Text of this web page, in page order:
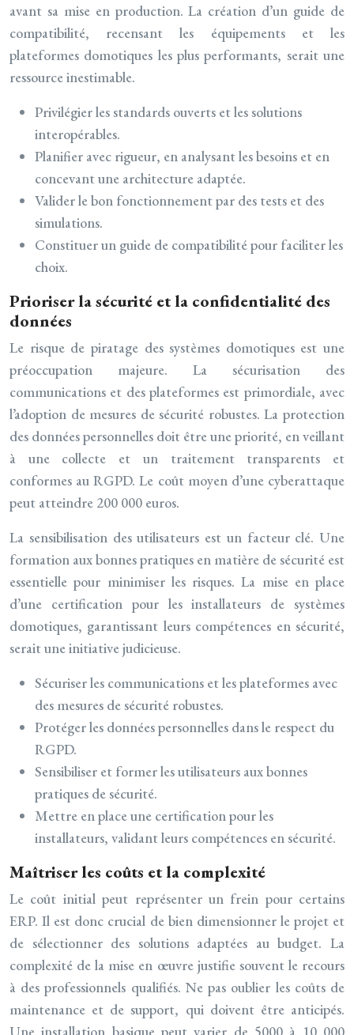
avant sa mise en production. La création d’un guide de
compatibilité, recensant les équipements et les
plateformes domotiques les plus performants, serait une
ressource inestimable.
Privilégier les standards ouverts et les solutions
interopérables.
Planifier avec rigueur, en analysant les besoins et en
concevant une architecture adaptée.
Valider le bon fonctionnement par des tests et des
simulations.
Constituer un guide de compatibilité pour faciliter les
choix.
Prioriser la sécurité et la confidentialité des
données
Le risque de piratage des systèmes domotiques est une
préoccupation majeure. La sécurisation des
communications et des plateformes est primordiale, avec
l’adoption de mesures de sécurité robustes. La protection
des données personnelles doit être une priorité, en veillant
à une collecte et un traitement transparents et
conformes au RGPD. Le coût moyen d’une cyberattaque
peut atteindre 200 000 euros.
La sensibilisation des utilisateurs est un facteur clé. Une
formation aux bonnes pratiques en matière de sécurité est
essentielle pour minimiser les risques. La mise en place
d’une certification pour les installateurs de systèmes
domotiques, garantissant leurs compétences en sécurité,
serait une initiative judicieuse.
Sécuriser les communications et les plateformes avec
des mesures de sécurité robustes.
Protéger les données personnelles dans le respect du
RGPD.
Sensibiliser et former les utilisateurs aux bonnes
pratiques de sécurité.
Mettre en place une certification pour les
installateurs, validant leurs compétences en sécurité.
Maîtriser les coûts et la complexité
Le coût initial peut représenter un frein pour certains
ERP. Il est donc crucial de bien dimensionner le projet et
de sélectionner des solutions adaptées au budget. La
complexité de la mise en œuvre justifie souvent le recours
à des professionnels qualifiés. Ne pas oublier les coûts de
maintenance et de support, qui doivent être anticipés.